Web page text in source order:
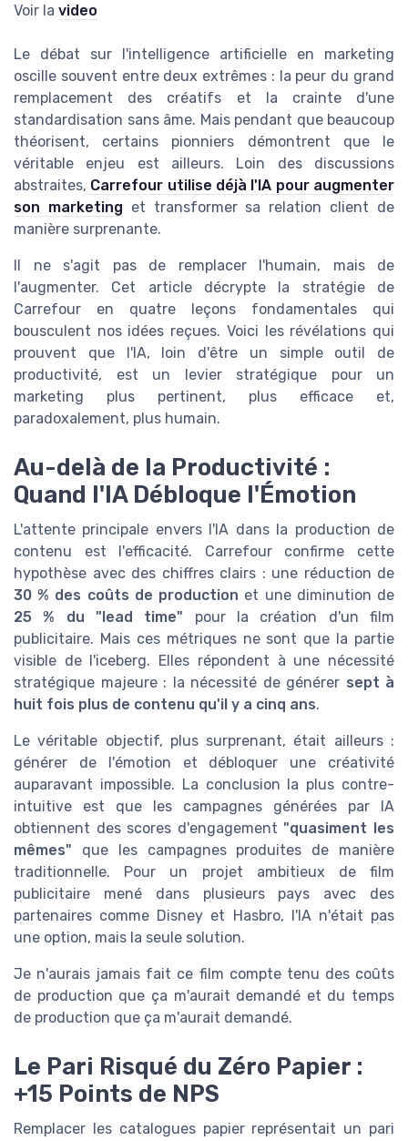
Voir la video
Le débat sur l'intelligence artificielle en marketing
oscille souvent entre deux extrêmes : la peur du grand
remplacement des créatifs et la crainte d'une
standardisation sans âme. Mais pendant que beaucoup
théorisent, certains pionniers démontrent que le
véritable enjeu est ailleurs. Loin des discussions
abstraites, Carrefour utilise déjà l'IA pour augmenter
son marketing et transformer sa relation client de
manière surprenante.
Il ne s'agit pas de remplacer l'humain, mais de
l'augmenter. Cet article décrypte la stratégie de
Carrefour en quatre leçons fondamentales qui
bousculent nos idées reçues. Voici les révélations qui
prouvent que l'IA, loin d'être un simple outil de
productivité, est un levier stratégique pour un
marketing plus pertinent, plus efficace et,
paradoxalement, plus humain.
Au-delà de la Productivité :
Quand l'IA Débloque l'Émotion
L'attente principale envers l'IA dans la production de
contenu est l'efficacité. Carrefour confirme cette
hypothèse avec des chiffres clairs : une réduction de
30 % des coûts de production et une diminution de
25 % du "lead time" pour la création d'un film
publicitaire. Mais ces métriques ne sont que la partie
visible de l'iceberg. Elles répondent à une nécessité
stratégique majeure : la nécessité de générer sept à
huit fois plus de contenu qu'il y a cinq ans.
Le véritable objectif, plus surprenant, était ailleurs :
générer de l'émotion et débloquer une créativité
auparavant impossible. La conclusion la plus contre-
intuitive est que les campagnes générées par IA
obtiennent des scores d'engagement"quasiment les
mêmes" que les campagnes produites de manière
traditionnelle. Pour un projet ambitieux de film
publicitaire mené dans plusieurs pays avec des
partenaires comme Disney et Hasbro, l'IA n'était pas
une option, mais la seule solution.
Je n'aurais jamais fait ce film compte tenu des coûts
de production que ça m'aurait demandé et du temps
de production que ça m'aurait demandé.
Le Pari Risqué du Zéro Papier :
+15 Points de NPS
Remplacer les catalogues papier représentait un pari